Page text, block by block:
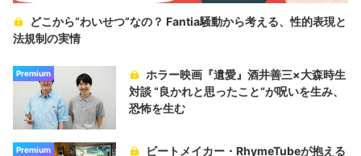
どこから“わいせつ”なの？ Fantia騒動から考える、性的表現と
法規制の実情
Premium
ホラー映画『遺愛』酒井善三×大森時生
対談 “良かれと思ったこと“が呪いを生み、
恐怖を生む
Premium
ビートメイカー・RhymeTubeが抱える